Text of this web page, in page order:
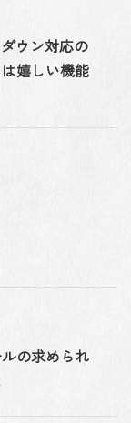
ウン対応の
嬉しい機能
の求められ